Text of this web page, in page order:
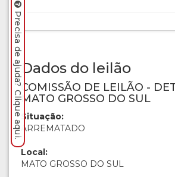
Dados do leilão
COMISSÃO DE LEILÃO -
MATO GROSSO DO SUL
Situação:
ARREMATADO
Local:
MATO GROSSO DO SUL
Precisa de ajuda? Clique aqui.